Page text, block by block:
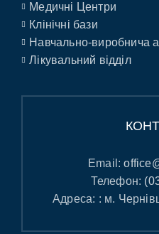
Медичні Центри
Клінічні бази
Навчально-виробнича
Лікувальний відділ
Email:
Телефон:
Адреса: : м.